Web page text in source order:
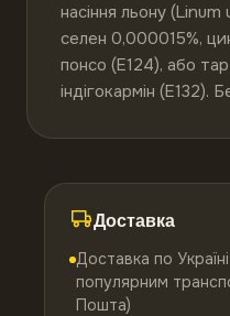
насіння льону
селен 0,000015%,
понсо (E124), або
індігокармін (E132).
Доставка
Доставка по
популярним
Пошта)